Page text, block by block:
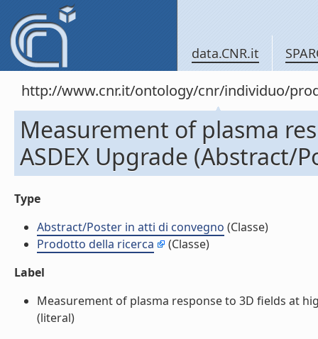
data.CNR.it
http://www.cnr.it/ontology/cnr/individuo/
Measurement of plasma
ASDEX Upgrade (Abstract/
Type
Abstract/Poster in atti di convegno (Classe)
Prodotto della ricerca
(Classe)
Label
Measurement of plasma response to 3D fields at
(literal)